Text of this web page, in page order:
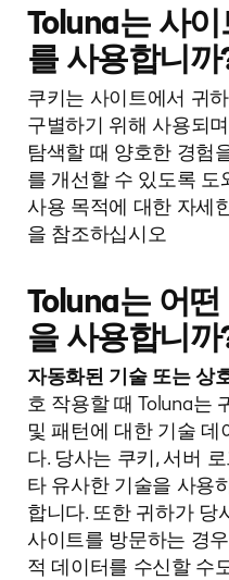
Toluna는 사
를 사용합니까
쿠키는 사이트에서 귀
구별하기 위해 사용되
탐색할 때 양호한 경험
를 개선할 수 있도록 도
사용 목적에 대한 자세
을 참조하십시오
Toluna는 어
을 사용합니까
자동화된 기술 또는 상
호 작용할 때 Toluna는
및 패턴에 대한 기술
다. 당사는 쿠키, 서버
타 유사한 기술을 사용
합니다. 또한 귀하가 당
사이트를 방문하는 경
적 데이터를 수신할 수